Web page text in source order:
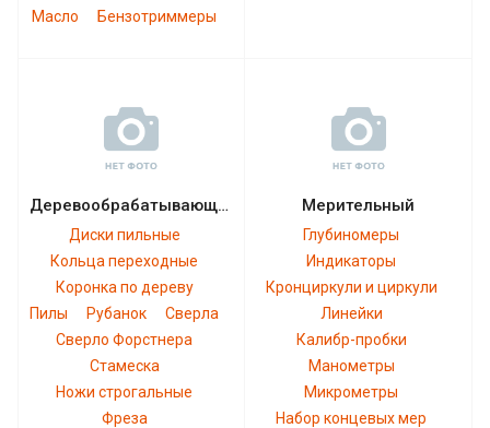
Масло
Бензотриммеры
Деревообрабатывающий
Диски пильные
Кольца переходные
Коронка по дереву
Пилы
Рубанок
Сверла
Сверло Форстнера
Стамеска
Ножи строгальные
Фреза
Мерительный
Глубиномеры
Индикаторы
Кронциркули и циркули
Линейки
Калибр-пробки
Манометры
Микрометры
Набор концевых мер